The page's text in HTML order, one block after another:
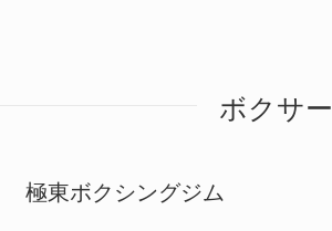
ボクサー
極東ボクシングジム